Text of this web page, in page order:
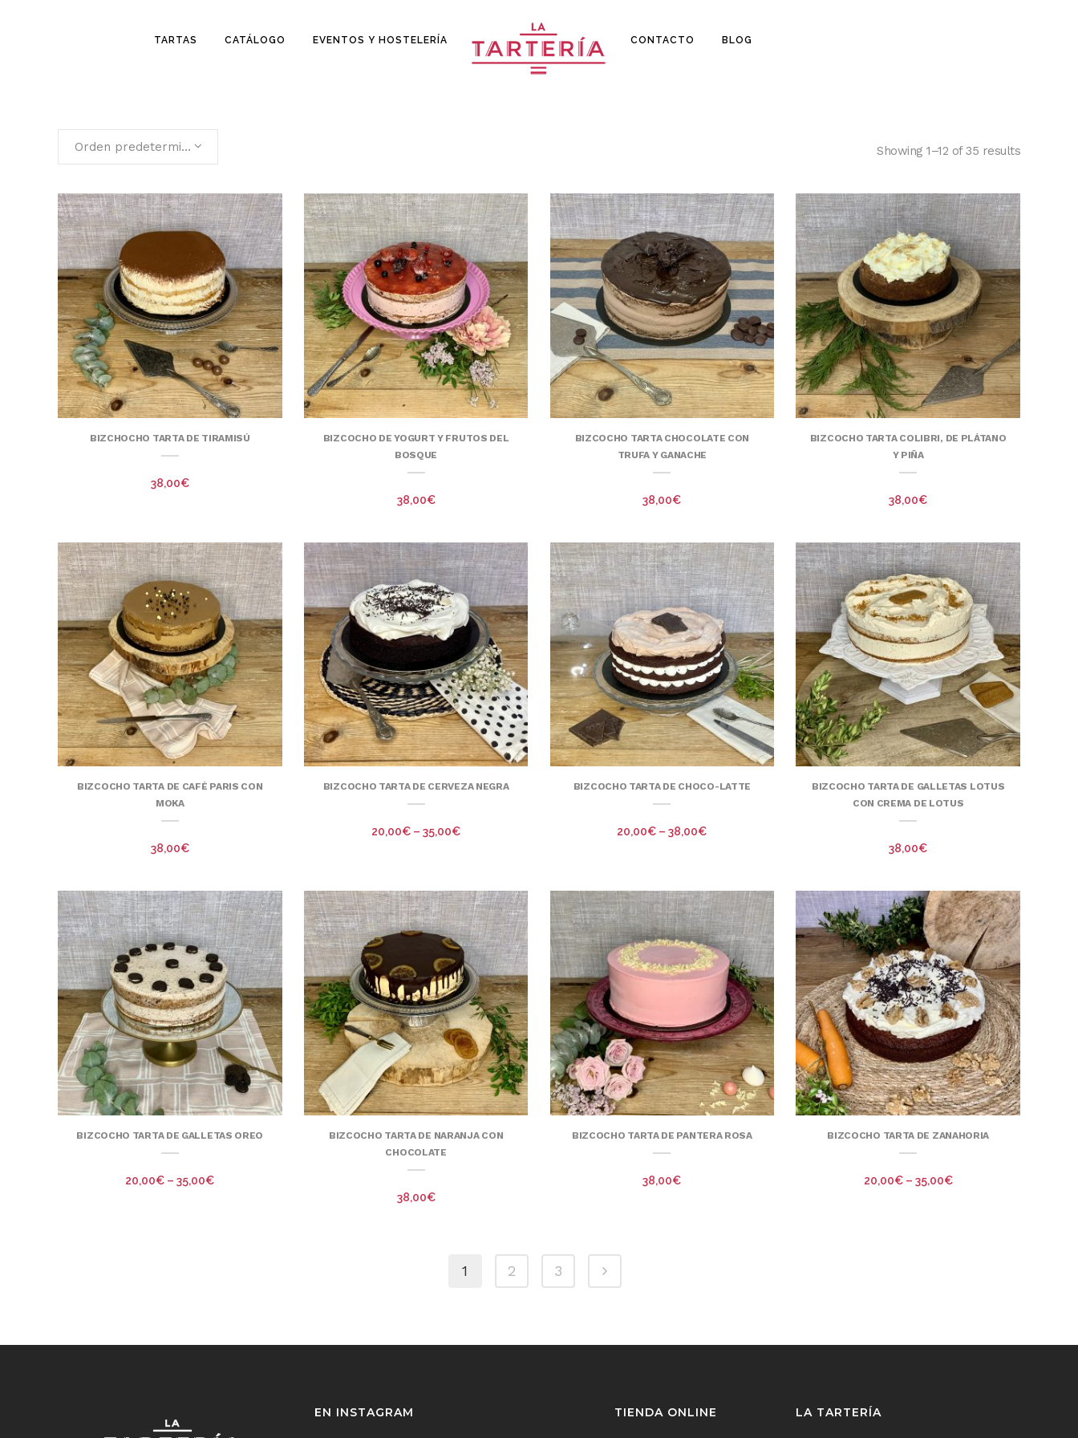
TARTAS CATÁLOGO EVENTOS Y HOSTELERÍA CONTACTO BLOG
Showing 1–12 of 35 results
Orden predeterminado
BIZCHOCHO TARTA DE TIRAMISÚ
38,00€
BIZCOCHO DE YOGURT Y FRUTOS DEL
BOSQUE
38,00€
BIZCOCHO TARTA CHOCOLATE CON
TRUFA Y GANACHE
38,00€
BIZCOCHO TARTA COLIBRI, DE PLÁTANO
Y PIÑA
38,00€
BIZCOCHO TARTA DE CAFÉ PARIS CON
MOKA
38,00€
BIZCOCHO TARTA DE CERVEZA NEGRA
20,00€ –35,00€
BIZCOCHO TARTA DE CHOCO-LATTE
20,00€ –38,00€
BIZCOCHO TARTA DE GALLETAS LOTUS
CON CREMA DE LOTUS
38,00€
BIZCOCHO TARTA DE GALLETAS OREO
20,00€ –35,00€
BIZCOCHO TARTA DE NARANJA CON
CHOCOLATE
38,00€
BIZCOCHO TARTA DE PANTERA ROSA
38,00€
BIZCOCHO TARTA DE ZANAHORIA
20,00€– 35,00€
1 2 3
EN INSTAGRAM TIENDA ONLINE LA TARTERÍA